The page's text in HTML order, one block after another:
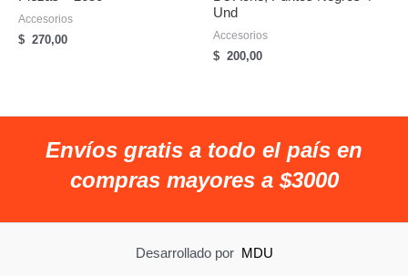
Accesorios
$ 270,00
Und
Accesorios
$ 200,00
Envíos gratis a todo el país en
compras mayores a $3000
Desarrollado por MDU